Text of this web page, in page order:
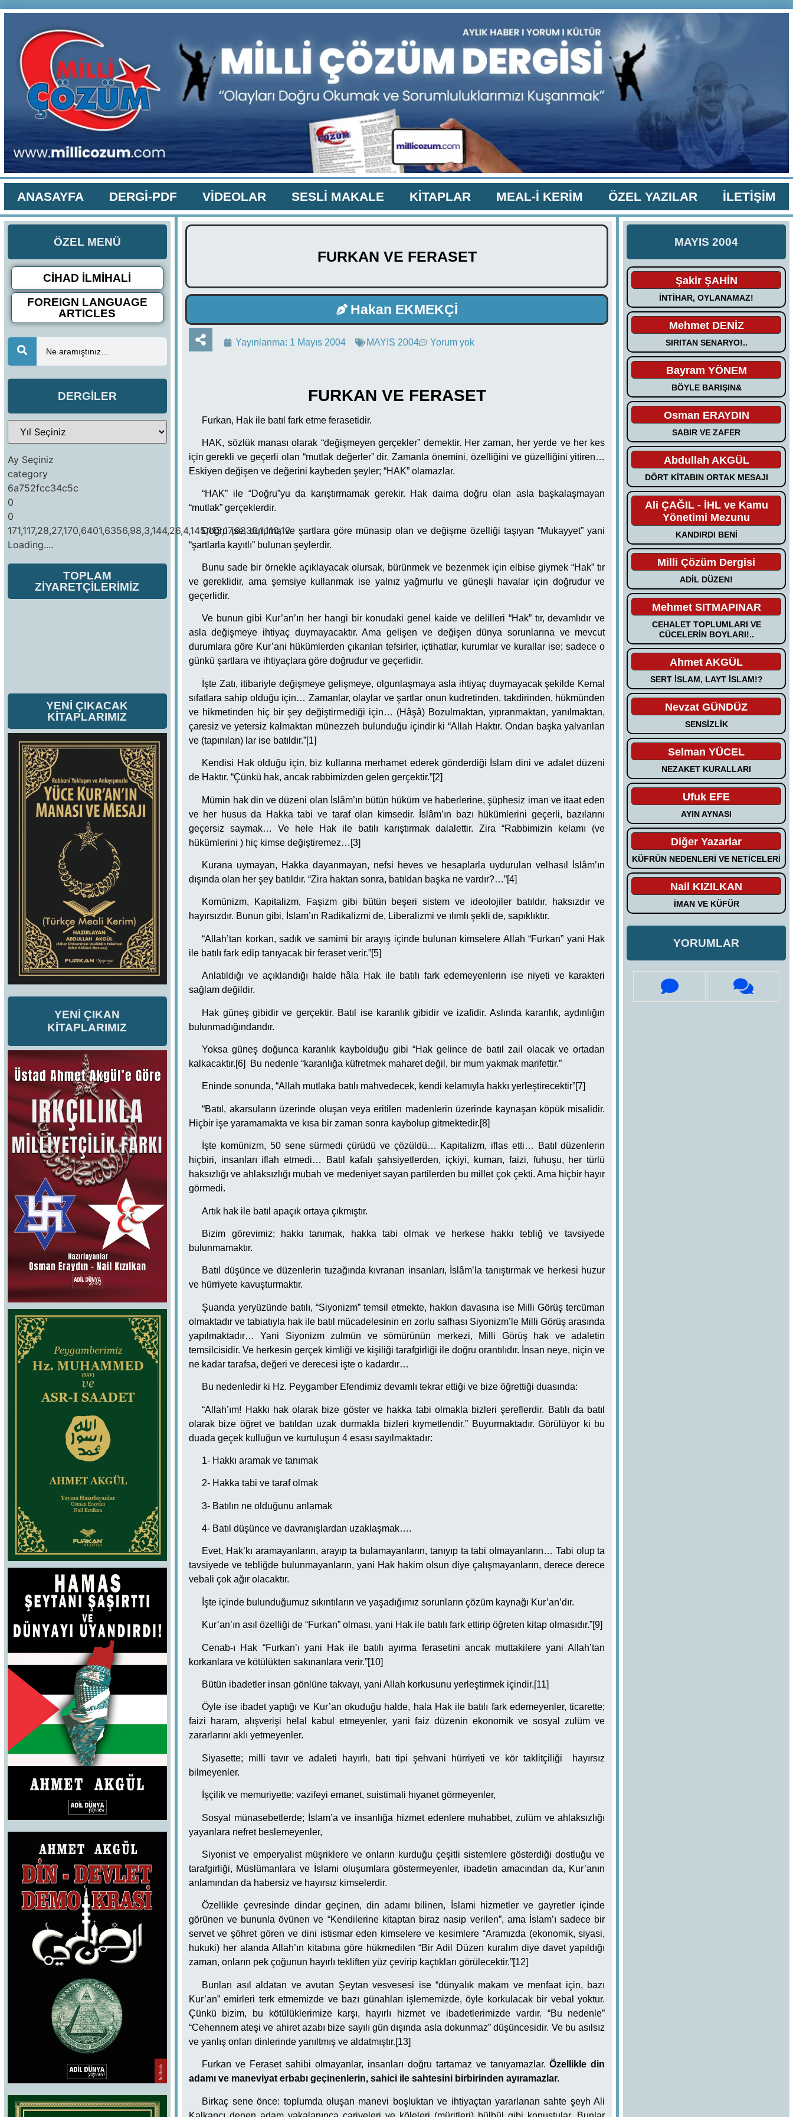
ANASAYFA DERGİ-PDF VİDEOLAR SESLİ MAKALE KİTAPLAR MEAL-İ KERİM ÖZEL YAZILAR İLETİŞİM
ÖZEL MENÜ
CİHAD İLMİHALİ
FOREIGN LANGUAGE
ARTICLES
Ne aramıştınız…
DERGİLER
Ay Seçiniz
category
6a752fcc34c5c
0
0
171,117,28,27,170,6401,6356,98,3,144,26,4,145,113,17,6330,1,110,12
Loading....
TOPLAM
ZİYARETÇİLERİMİZ
YENİ ÇIKACAK
KİTAPLARIMIZ
YENİ ÇIKAN
KİTAPLARIMIZ
FURKAN VE FERASET
Hakan EKMEKÇİ
Yayınlanma: 1 Mayıs 2004 MAYIS 2004 Yorum yok
FURKAN VE FERASET
Furkan, Hak ile batıl fark etme ferasetidir.
HAK, sözlük manası olarak “değişmeyen gerçekler” demektir. Her zaman, her yerde ve her kes
için gerekli ve geçerli olan “mutlak değerler” dir. Zamanla önemini, özelliğini ve güzelliğini yitiren…
Eskiyen değişen ve değerini kaybeden şeyler; “HAK” olamazlar.
“HAK” ile “Doğru”yu da karıştırmamak gerekir. Hak daima doğru olan asla başkalaşmayan
“mutlak” gerçeklerdir.
Doğru ise, duruma ve şartlara göre münasip olan ve değişme özelliği taşıyan “Mukayyet” yani
“şartlarla kayıtlı” bulunan şeylerdir.
Bunu sade bir örnekle açıklayacak olursak, bürünmek ve bezenmek için elbise giymek “Hak” tır
ve gereklidir, ama şemsiye kullanmak ise yalnız yağmurlu ve güneşli havalar için doğrudur ve
geçerlidir.
Ve bunun gibi Kur’an’ın her hangi bir konudaki genel kaide ve delilleri “Hak” tır, devamlıdır ve
asla değişmeye ihtiyaç duymayacaktır. Ama gelişen ve değişen dünya sorunlarına ve mevcut
durumlara göre Kur’ani hükümlerden çıkarılan tefsirler, içtihatlar, kurumlar ve kurallar ise; sadece o
günkü şartlara ve ihtiyaçlara göre doğrudur ve geçerlidir.
İşte Zatı, itibariyle değişmeye gelişmeye, olgunlaşmaya asla ihtiyaç duymayacak şekilde Kemal
sıfatlara sahip olduğu için… Zamanlar, olaylar ve şartlar onun kudretinden, takdirinden, hükmünden
ve hikmetinden hiç bir şey değiştirmediği için… (Hâşâ) Bozulmaktan, yıpranmaktan, yanılmaktan,
çaresiz ve yetersiz kalmaktan münezzeh bulunduğu içindir ki “Allah Haktır. Ondan başka yalvarılan
ve (tapınılan) lar ise batıldır.”[1]
Kendisi Hak olduğu için, biz kullarına merhamet ederek gönderdiği İslam dini ve adalet düzeni
de Haktır. “Çünkü hak, ancak rabbimizden gelen gerçektir.”[2]
Mümin hak din ve düzeni olan İslâm’ın bütün hüküm ve haberlerine, şüphesiz iman ve itaat eden
ve her husus da Hakka tabi ve taraf olan kimsedir. İslâm’ın bazı hükümlerini geçerli, bazılarını
geçersiz saymak… Ve hele Hak ile batılı karıştırmak dalalettir. Zira “Rabbimizin kelamı (ve
hükümlerini ) hiç kimse değiştiremez…[3]
Kurana uymayan, Hakka dayanmayan, nefsi heves ve hesaplarla uydurulan velhasıl İslâm’ın
dışında olan her şey batıldır. “Zira haktan sonra, batıldan başka ne vardır?…”[4]
Komünizm, Kapitalizm, Faşizm gibi bütün beşeri sistem ve ideolojiler batıldır, haksızdır ve
hayırsızdır. Bunun gibi, İslam’ın Radikalizmi de, Liberalizmi ve ılımlı şekli de, sapıklıktır.
“Allah’tan korkan, sadık ve samimi bir arayış içinde bulunan kimselere Allah “Furkan” yani Hak
ile batılı fark edip tanıyacak bir feraset verir.”[5]
Anlatıldığı ve açıklandığı halde hâla Hak ile batılı fark edemeyenlerin ise niyeti ve karakteri
sağlam değildir.
Hak güneş gibidir ve gerçektir. Batıl ise karanlık gibidir ve izafidir. Aslında karanlık, aydınlığın
bulunmadığındandır.
Yoksa güneş doğunca karanlık kaybolduğu gibi “Hak gelince de batıl zail olacak ve ortadan
kalkacaktır.[6] Bu nedenle “karanlığa küfretmek maharet değil, bir mum yakmak marifettir.”
Eninde sonunda, “Allah mutlaka batılı mahvedecek, kendi kelamıyla hakkı yerleştirecektir”[7]
“Batıl, akarsuların üzerinde oluşan veya eritilen madenlerin üzerinde kaynaşan köpük misalidir.
Hiçbir işe yaramamakta ve kısa bir zaman sonra kaybolup gitmektedir.[8]
İşte komünizm, 50 sene sürmedi çürüdü ve çözüldü… Kapitalizm, iflas etti… Batıl düzenlerin
hiçbiri, insanları iflah etmedi… Batıl kafalı şahsiyetlerden, içkiyi, kumarı, faizi, fuhuşu, her türlü
haksızlığı ve ahlaksızlığı mubah ve medeniyet sayan partilerden bu millet çok çekti. Ama hiçbir hayır
görmedi.
Artık hak ile batıl apaçık ortaya çıkmıştır.
Bizim görevimiz; hakkı tanımak, hakka tabi olmak ve herkese hakkı tebliğ ve tavsiyede
bulunmamaktır.
Batıl düşünce ve düzenlerin tuzağında kıvranan insanları, İslâm’la tanıştırmak ve herkesi huzur
ve hürriyete kavuşturmaktır.
Şuanda yeryüzünde batılı, “Siyonizm” temsil etmekte, hakkın davasına ise Milli Görüş tercüman
olmaktadır ve tabiatıyla hak ile batıl mücadelesinin en zorlu safhası Siyonizm’le Milli Görüş arasında
yapılmaktadır… Yani Siyonizm zulmün ve sömürünün merkezi, Milli Görüş hak ve adaletin
temsilcisidir. Ve herkesin gerçek kimliği ve kişiliği tarafgirliği ile doğru orantılıdır. İnsan neye, niçin ve
ne kadar tarafsa, değeri ve derecesi işte o kadardır…
Bu nedenledir ki Hz. Peygamber Efendimiz devamlı tekrar ettiği ve bize öğrettiği duasında:
“Allah’ım! Hakkı hak olarak bize göster ve hakka tabi olmakla bizleri şereflerdir. Batılı da batıl
olarak bize öğret ve batıldan uzak durmakla bizleri kıymetlendir.” Buyurmaktadır. Görülüyor ki bu
duada geçek kulluğun ve kurtuluşun 4 esası sayılmaktadır:
1- Hakkı aramak ve tanımak
2- Hakka tabi ve taraf olmak
3- Batılın ne olduğunu anlamak
4- Batıl düşünce ve davranışlardan uzaklaşmak….
Evet, Hak’kı aramayanların, arayıp ta bulamayanların, tanıyıp ta tabi olmayanların… Tabi olup ta
tavsiyede ve tebliğde bulunmayanların, yani Hak hakim olsun diye çalışmayanların, derece derece
vebali çok ağır olacaktır.
İşte içinde bulunduğumuz sıkıntıların ve yaşadığımız sorunların çözüm kaynağı Kur’an’dır.
Kur’an’ın asıl özelliği de “Furkan” olması, yani Hak ile batılı fark ettirip öğreten kitap olmasıdır.”[9]
Cenab-ı Hak “Furkan’ı yani Hak ile batılı ayırma ferasetini ancak muttakilere yani Allah’tan
korkanlara ve kötülükten sakınanlara verir.”[10]
Bütün ibadetler insan gönlüne takvayı, yani Allah korkusunu yerleştirmek içindir.[11]
Öyle ise ibadet yaptığı ve Kur’an okuduğu halde, hala Hak ile batılı fark edemeyenler, ticarette;
faizi haram, alışverişi helal kabul etmeyenler, yani faiz düzenin ekonomik ve sosyal zulüm ve
zararlarını aklı yetmeyenler.
Siyasette; milli tavır ve adaleti hayırlı, batı tipi şehvani hürriyeti ve kör taklitçiliği hayırsız
bilmeyenler.
İşçilik ve memuriyette; vazifeyi emanet, suistimali hıyanet görmeyenler,
Sosyal münasebetlerde; İslam’a ve insanlığa hizmet edenlere muhabbet, zulüm ve ahlaksızlığı
yayanlara nefret beslemeyenler,
Siyonist ve emperyalist müşriklere ve onların kurduğu çeşitli sistemlere gösterdiği dostluğu ve
tarafgirliği, Müslümanlara ve İslami oluşumlara göstermeyenler, ibadetin amacından da, Kur’anın
anlamından da habersiz ve hayırsız kimselerdir.
Özellikle çevresinde dindar geçinen, din adamı bilinen, İslami hizmetler ve gayretler içinde
görünen ve bununla övünen ve “Kendilerine kitaptan biraz nasip verilen”, ama İslam’ı sadece bir
servet ve şöhret gören ve dini istismar eden kimselere ve kesimlere “Aramızda (ekonomik, siyasi,
hukuki) her alanda Allah’ın kitabına göre hükmedilen “Bir Adil Düzen kuralım diye davet yapıldığı
zaman, onların pek çoğunun hayırlı tekliften yüz çevirip kaçtıkları görülecektir.”[12]
Bunları asıl aldatan ve avutan Şeytan vesvesesi ise “dünyalık makam ve menfaat için, bazı
Kur’an” emirleri terk etmemizde ve bazı günahları işlememizde, öyle korkulacak bir vebal yoktur.
Çünkü bizim, bu kötülüklerimize karşı, hayırlı hizmet ve ibadetlerimizde vardır. “Bu nedenle”
“Cehennem ateşi ve ahiret azabı bize sayılı gün dışında asla dokunmaz” düşüncesidir. Ve bu asılsız
ve yanlış onları dinlerinde yanıltmış ve aldatmıştır.[13]
Furkan ve Feraset sahibi olmayanlar, insanları doğru tartamaz ve tanıyamazlar.Özellikle din
adamı ve maneviyat erbabı geçinenlerin, sahici ile sahtesini birbirinden ayıramazlar.
Birkaç sene önce: toplumda oluşan manevi boşluktan ve ihtiyaçtan yararlanan sahte şeyh Ali
MAYIS 2004
Şakir ŞAHİN
İNTİHAR, OYLANAMAZ!
Mehmet DENİZ
SIRITAN SENARYO!..
Bayram YÖNEM
BÖYLE BARIŞIN&
Osman ERAYDIN
SABIR VE ZAFER
Abdullah AKGÜL
DÖRT KİTABIN ORTAK MESAJI
Ali ÇAĞIL - İHL ve Kamu
Yönetimi Mezunu
KANDIRDI BENİ
Milli Çözüm Dergisi
ADİL DÜZEN!
Mehmet SITMAPINAR
CEHALET TOPLUMLARI VE
CÜCELERİN BOYLARI!..
Ahmet AKGÜL
SERT İSLAM, LAYT İSLAM!?
Nevzat GÜNDÜZ
SENSİZLİK
Selman YÜCEL
NEZAKET KURALLARI
Ufuk EFE
AYIN AYNASI
Diğer Yazarlar
KÜFRÜN NEDENLERİ VE NETİCELERİ
Nail KIZILKAN
İMAN VE KÜFÜR
YORUMLAR